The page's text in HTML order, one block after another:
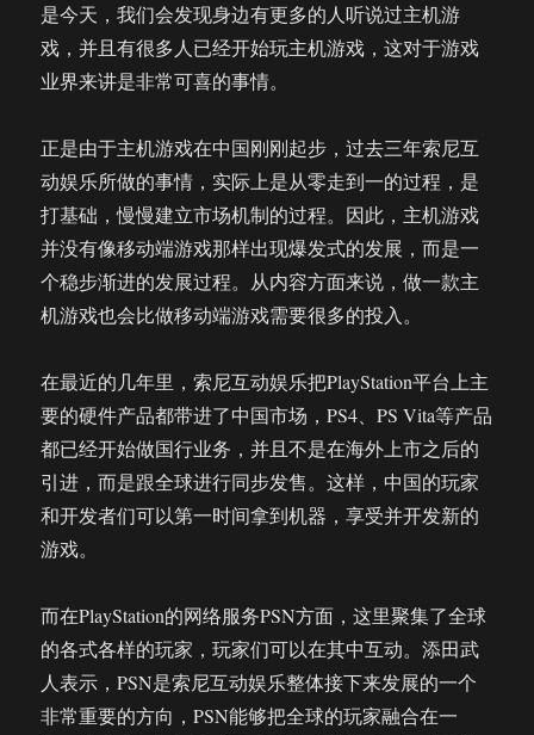
是今天，我们会发现身边有更多的人听说过主机游
戏，并且有很多人已经开始玩主机游戏，这对于游戏
业界来讲是非常可喜的事情。
正是由于主机游戏在中国刚刚起步，过去三年索尼互
动娱乐所做的事情，实际上是从零走到一的过程，是
打基础，慢慢建立市场机制的过程。因此，主机游戏
并没有像移动端游戏那样出现爆发式的发展，而是一
个稳步渐进的发展过程。从内容方面来说，做一款主
机游戏也会比做移动端游戏需要很多的投入。
在最近的几年里，索尼互动娱乐把PlayStation平台上主
要的硬件产品都带进了中国市场，PS4、PS Vita等产品
都已经开始做国行业务，并且不是在海外上市之后的
引进，而是跟全球进行同步发售。这样，中国的玩家
和开发者们可以第一时间拿到机器，享受并开发新的
游戏。
而在PlayStation的网络服务PSN方面，这里聚集了全球
的各式各样的玩家，玩家们可以在其中互动。添田武
人表示，PSN是索尼互动娱乐整体接下来发展的一个
非常重要的方向，PSN能够把全球的玩家融合在一